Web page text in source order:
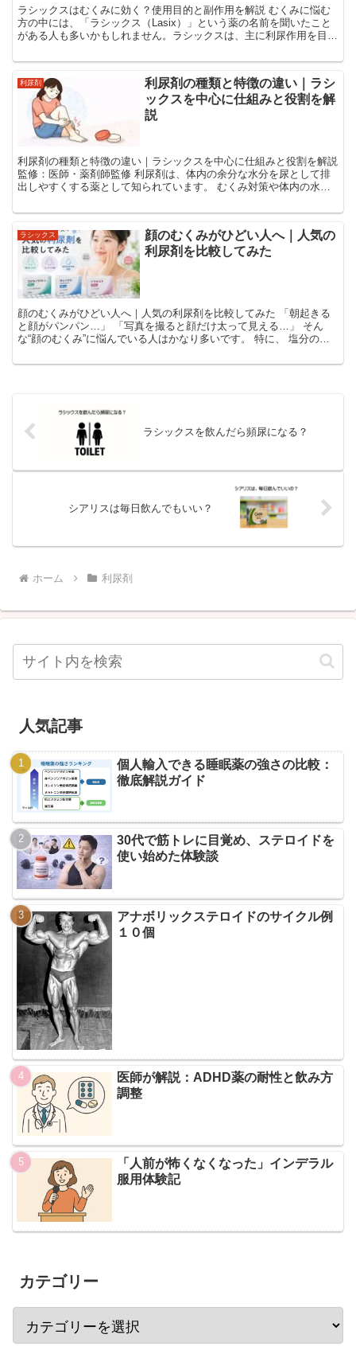
ラシックスはむくみに効く？使用目的と副作用を解説 むくみに悩む
方の中には、「ラシックス（Lasix）」という薬の名前を聞いたこと
がある人も多いかもしれません。ラシックスは、主に利尿作用を目的
利尿剤
利尿剤の種類と特徴の違い｜ラシ
ックスを中心に仕組みと役割を解
説
利尿剤の種類と特徴の違い｜ラシックスを中心に仕組みと役割を解説
監修：医師・薬剤師監修 利尿剤は、体内の余分な水分を尿として排
出しやすくする薬として知られています。 むくみ対策や体内の水分
ラシックス
顔のむくみがひどい人へ｜人気の
利尿剤を比較してみた
顔のむくみがひどい人へ｜人気の利尿剤を比較してみた 「朝起きる
と顔がパンパン…」 「写真を撮ると顔だけ太って見える…」 そん
な“顔のむくみ”に悩んでいる人はかなり多いです。 特に、 塩分の多
ラシックスを飲んだら頻尿になる？
シアリスは毎日飲んでもいい？
ホーム 利尿剤
人気記事
個人輸入できる睡眠薬の強さの比較：
徹底解説ガイド
30代で筋トレに目覚め、ステロイドを
使い始めた体験談
アナボリックステロイドのサイクル例
１０個
医師が解説：ADHD薬の耐性と飲み方
調整
「人前が怖くなくなった」インデラル
服用体験記
カテゴリー